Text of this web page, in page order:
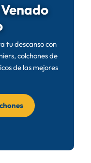
tu descanso con
colchones de
de las mejores